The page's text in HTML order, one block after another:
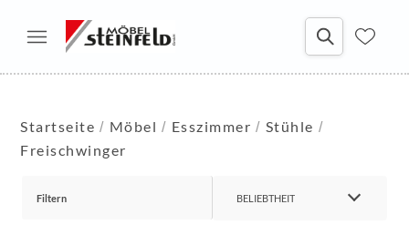
Startseite Möbel Esszimmer
Stühle
Freischwinger
Filtern BELIEBTHEIT